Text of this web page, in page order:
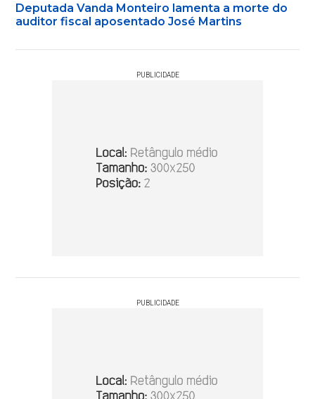
Deputada Vanda Monteiro lamenta a morte do
auditor fiscal aposentado José Martins
PUBLICIDADE
PUBLICIDADE